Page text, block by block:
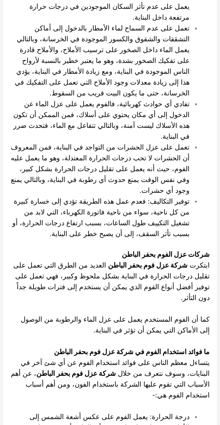
يعمل على عدم تأثر السكان الموجودين في درجات حرارة
مرتفعة داخل البناية.
تعمل على عدم السماح لماء الأمطار بالدخول إلى أماكن
التشققات والشقوق والكسور الموجودة في الخرسانة، وبالتالي
يعمل الماء داخل الصخور على ترسيب الأملاح، والأملاح قادرة
على تفكيك الصخور بشدة، وهو ما يعتبر خطير بالنسبة لأرواح
الناس الموجودة في البناية، ومع زيادة الأمطار في البناية، يؤدي
هذا إلى زيادة معدلات وجود الأملاح التي تعمل على التفكيك في
الخرسانة، حتى ما يكون البيت قريب من السقوط.
تفادي أي حوادث كهربائية، فالفوم يعمل على عزل الماء عن
الدخول إلى أي مكان يحتوي على أسلاك، فمن الممكن أن تكون
هذه الأسلاك ليست آمنة، وبالتالي تتفاعل مع الماء، فتحدث ضرر
في البناية.
تعمل على عزل الحشرات من التواجد في البناية، فمن المعروف
أن الحشرات لا تحب درجات الحرارة المعتدلة، وهو ما يعمل عليه
الفوم، حيث أنه يعمل على تقليل درجات الحرارة بشكل كبير،
وفي نفس الوقت يمنع حدوث أي رطوبة في البناية، وبالتالي يمنع
وجود أي حشرات.
توفير التكاليف: فعدم عمل هذه الطريقة تؤدي إلى خسارة كبيرة
من كل ناحية، سواء من ناحية فاتورة الكهرباء، التي لابد من
تشغيل التكييف طول الساعات، بسبب ارتفاع درجات الحرارة، أو
بسبب تأثر السقف، إلى أن يصبح خطر على البناية.
شركات عزل الفوم بحفر الباطن
ابتكرتشركة عزل فوم بحفر الباطن العديد من الطرق التي تعمل على
تقليل درجات الحرارة في البناية بشكل ملحوظ وكبير، فهي تعمل على
توفير أفضل أنواع الفوم الذي يمكن أن يستخدم إلى فترات طويلة جداً
دون التأثر.
كما أن الفوم المستخدم يعمل على عزل الماء والرطوبة من الوصول
إلى الأماكن التي يمكن أن تؤثر في البناية.
ما فوائد استخدام الفوم في شركة عزل فوم بحفر الباطن
يتساءل معظم الناس على فوائد استخدام الفوم عن أي شئ آخر في
البنايات، وسوف نتعرف من خلالشركة عزل فوم بحفر الباطن، عن أهم
الأسباب التي تقوم عليها الشركة باستخدام الفون، ومن أهم أسباب
استخدام الفوم هي:-
درجة الحرارة: يعمل الفوم على عكس أشعة الشمس إلى